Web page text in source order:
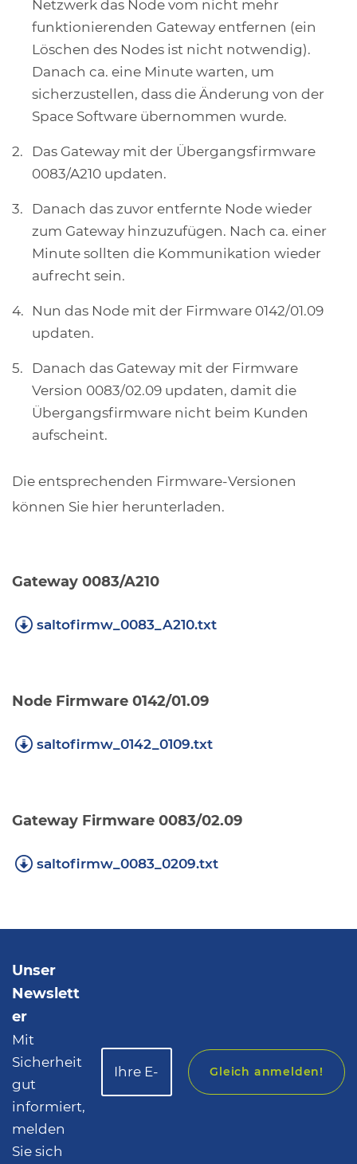
Netzwerk das Node vom nicht mehr
funktionierenden Gateway entfernen (ein
Löschen des Nodes ist nicht notwendig).
Danach ca. eine Minute warten, um
sicherzustellen, dass die Änderung von der
Space Software übernommen wurde.
Das Gateway mit der Übergangsfirmware
0083/A210 updaten.
Danach das zuvor entfernte Node wieder
zum Gateway hinzuzufügen. Nach ca. einer
Minute sollten die Kommunikation wieder
aufrecht sein.
Nun das Node mit der Firmware 0142/01.09
updaten.
Danach das Gateway mit der Firmware
Version 0083/02.09 updaten, damit die
Übergangsfirmware nicht beim Kunden
aufscheint.
Die entsprechenden Firmware-Versionen
können Sie hier herunterladen.
Gateway 0083/A210
saltofirmw_0083_A210.txt
Node Firmware 0142/01.09
saltofirmw_0142_0109.txt
Gateway Firmware 0083/02.09
saltofirmw_0083_0209.txt
Unser
Newslett
er
Mit
Sicherheit
gut
informiert,
melden
Sie sich
Gleich anmelden!